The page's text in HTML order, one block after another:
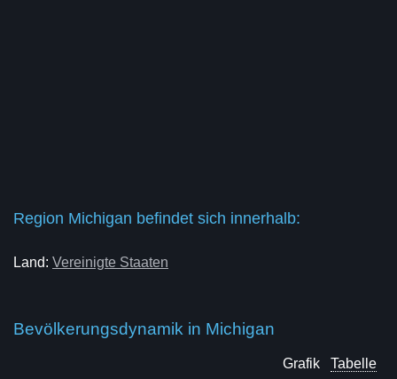
Region Michigan befindet sich innerhalb:
Land: Vereinigte Staaten
Bevölkerungsdynamik in Michigan
Grafik Tabelle